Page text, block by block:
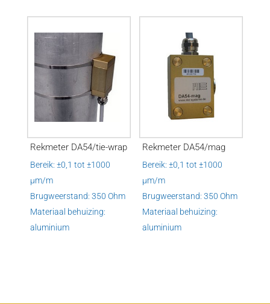
Rekmeter DA54/tie-wrap
Bereik: ±0,1 tot ±1000
µm/m
Brugweerstand: 350 Ohm
Materiaal behuizing:
aluminium
Rekmeter DA54/mag
Bereik: ±0,1 tot ±1000
µm/m
Brugweerstand: 350 Ohm
Materiaal behuizing:
aluminium